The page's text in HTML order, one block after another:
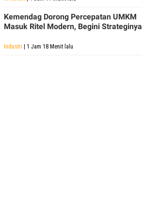
Kemendag Dorong Percepatan UMKM
Masuk Ritel Modern, Begini Strateginya
Industri | 1 Jam 18 Menit lalu